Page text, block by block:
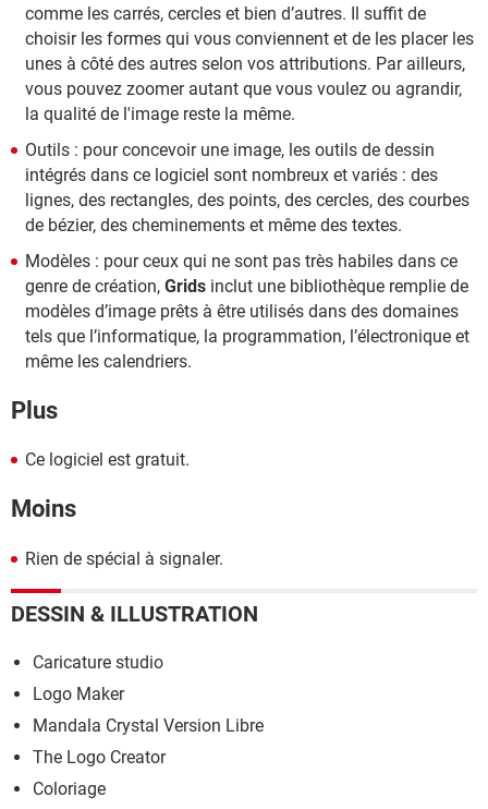
comme les carrés, cercles et bien d’autres. Il suffit de
choisir les formes qui vous conviennent et de les placer les
unes à côté des autres selon vos attributions. Par ailleurs,
vous pouvez zoomer autant que vous voulez ou agrandir,
la qualité de l'image reste la même.
Outils : pour concevoir une image, les outils de dessin
intégrés dans ce logiciel sont nombreux et variés : des
lignes, des rectangles, des points, des cercles, des courbes
de bézier, des cheminements et même des textes.
Modèles : pour ceux qui ne sont pas très habiles dans ce
genre de création, Grids inclut une bibliothèque remplie de
modèles d’image prêts à être utilisés dans des domaines
tels que l’informatique, la programmation, l’électronique et
même les calendriers.
Plus
Ce logiciel est gratuit.
Moins
Rien de spécial à signaler.
DESSIN & ILLUSTRATION
Caricature studio
Logo Maker
Mandala Crystal Version Libre
The Logo Creator
Coloriage